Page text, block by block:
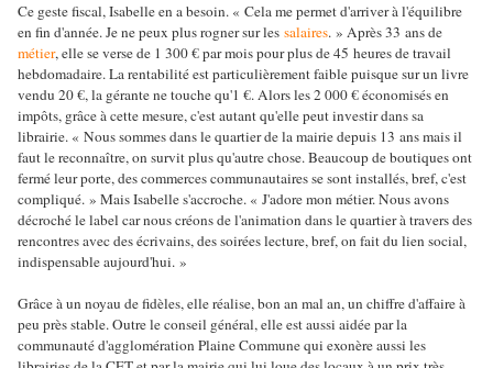
Ce geste fiscal, Isabelle en a besoin. « Cela me permet d'arriver à l'équilibre
en fin d'année. Je ne peux plus rogner sur les salaires. » Après 33 ans de
métier, elle se verse de 1 300 € par mois pour plus de 45 heures de travail
hebdomadaire. La rentabilité est particulièrement faible puisque sur un livre
vendu 20 €, la gérante ne touche qu'1 €. Alors les 2 000 € économisés en
impôts, grâce à cette mesure, c'est autant qu'elle peut investir dans sa
librairie. « Nous sommes dans le quartier de la mairie depuis 13 ans mais il
faut le reconnaître, on survit plus qu'autre chose. Beaucoup de boutiques ont
fermé leur porte, des commerces communautaires se sont installés, bref, c'est
compliqué. » Mais Isabelle s'accroche. « J'adore mon métier. Nous avons
décroché le label car nous créons de l'animation dans le quartier à travers des
rencontres avec des écrivains, des soirées lecture, bref, on fait du lien social,
indispensable aujourd'hui. »
Grâce à un noyau de fidèles, elle réalise, bon an mal an, un chiffre d'affaire à
peu près stable. Outre le conseil général, elle est aussi aidée par la
communauté d'agglomération Plaine Commune qui exonère aussi les